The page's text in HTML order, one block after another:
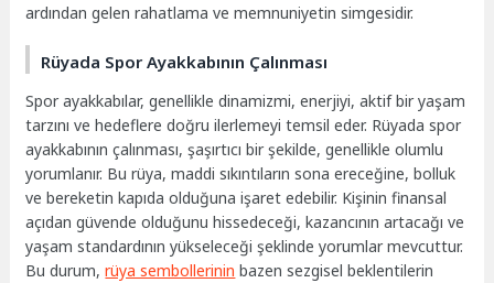
ardından gelen rahatlama ve memnuniyetin simgesidir.
Rüyada Spor Ayakkabının Çalınması
Spor ayakkabılar, genellikle dinamizmi, enerjiyi, aktif bir yaşam
tarzını ve hedeflere doğru ilerlemeyi temsil eder. Rüyada spor
ayakkabının çalınması, şaşırtıcı bir şekilde, genellikle olumlu
yorumlanır. Bu rüya, maddi sıkıntıların sona ereceğine, bolluk
ve bereketin kapıda olduğuna işaret edebilir. Kişinin finansal
açıdan güvende olduğunu hissedeceği, kazancının artacağı ve
yaşam standardının yükseleceği şeklinde yorumlar mevcuttur.
Bu durum,rüya sembollerinin bazen sezgisel beklentilerin